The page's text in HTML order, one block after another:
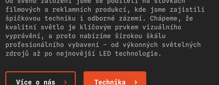
filmových a reklamních produkcí, kde jsme zajistili
špičkovou techniku i odborné zázemí. Chápeme, že
kvalitní světlo je klíčovým prvkem vizuálního
vyprávění, a proto nabízíme širokou škálu
profesionálního vybavení – od výkonných světelných
zdrojů až po nejnovější LED technologie.
Více o nás Technika